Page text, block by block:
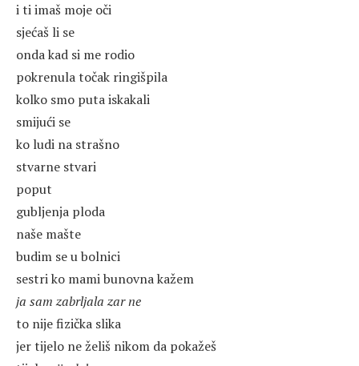
i ti imaš moje oči
sjećaš li se
onda kad si me rodio
pokrenula točak ringišpila
kolko smo puta iskakali
smijući se
ko ludi na strašno
stvarne stvari
poput
gubljenja ploda
naše mašte
budim se u bolnici
sestri ko mami bunovna kažem
ja sam zabrljala zar ne
to nije fizička slika
jer tijelo ne želiš nikom da pokažeš